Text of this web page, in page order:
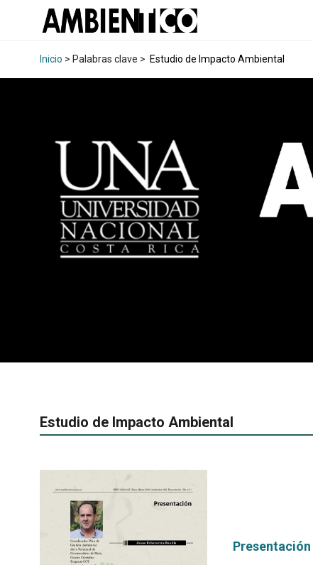
Inicio > Palabras clave > Estudio de Impacto Ambiental
Estudio de Impacto Ambiental
Presentación